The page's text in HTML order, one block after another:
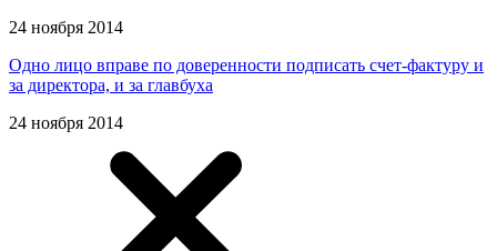
24 ноября 2014
Одно лицо вправе по доверенности подписать счет-фактуру и
за директора, и за главбуха
24 ноября 2014